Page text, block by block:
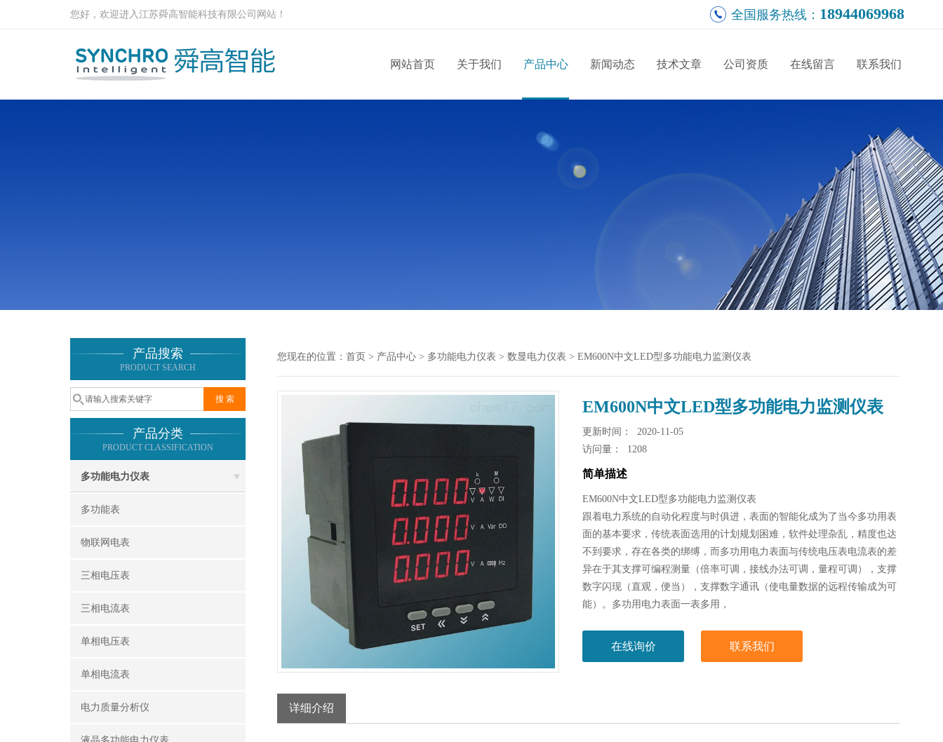
您好，欢迎进入江苏舜高智能科技有限公司网站！ 全国服务热线： 18944069968
网站首页 关于我们 产品中心 新闻动态 技术文章 公司资质 在线留言 联系我们
产品搜索
PRODUCT SEARCH
产品分类
PRODUCT CLASSIFICATION
多功能电力仪表
多功能表
物联网电表
三相电压表
三相电流表
单相电压表
单相电流表
电力质量分析仪
您现在的位置： 首页 > 产品中心 > 多功能电力仪表 > 数显电力仪表 > EM600N中文LED型多功能电力监测仪表
EM600N中文LED型多功能电力监测仪表
更新时间： 2020-11-05
访问量： 1208
简单描述
EM600N中文LED型多功能电力监测仪表
跟着电力系统的自动化程度与时俱进，表面的智能化成为了当今多功用表
面的基本要求，传统表面选用的计划规划困难，软件处理杂乱，精度也达
不到要求，存在各类的绑缚，而多功用电力表面与传统电压表电流表的差
异在于其支撑可编程测量（倍率可调，接线办法可调，量程可调），支撑
数字闪现（直观，便当），支撑数字通讯（使电量数据的远程传输成为可
能）。多功用电力表面一表多用，
在线询价 联系我们
详细介绍